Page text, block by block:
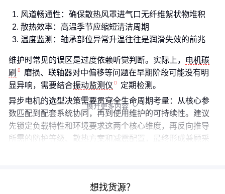
风道畅通性：确保散热风罩进气口无纤维絮状物堆积
散热效率：高温季节应缩短清洁周期
温度监测：轴承部位异常升温往往是润滑失效的前兆
维护时常见的误区是过度依赖听觉判断。实际上，
电机碳
刷
磨损、联轴器对中偏移等问题在早期阶段可能没有明
显异响，需要结合振动监测仪
定期检测。
异步电机的选型决策需要贯穿全生命周期考量：从核心参
数匹配到配套系统协同，再到使用维护的可持续性。建议
先锁定负载特性和环境要求这两个核心维度，再反向推导
所需的防护等级、散热方案和减震配置，最终形成兼顾采
展开更多内容 
想找货源？